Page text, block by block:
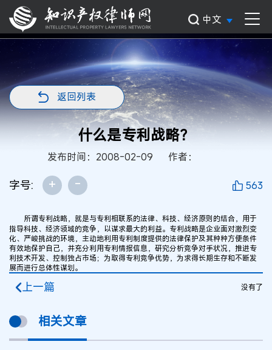
中文
返回列表
什么是专利战略？
发布时间：2008-02-09 作者：
字号: + - 563
所谓专利战略，就是与专利相联系的法律、科技、经济原则的结合，用于
指导科技、经济领域的竞争，以谋求最大的利益。专利战略是企业面对激烈变
化、严峻挑战的环境，主动地利用专利制度提供的法律保护及其种种方便条件
有效地保护自己，并充分利用专利情报信息，研究分析竞争对手状况，推进专
利技术开发、控制独占市场；为取得专利竞争优势，为求得长期生存和不断发
展而进行总体性谋划。
上一篇 没有了
相关文章